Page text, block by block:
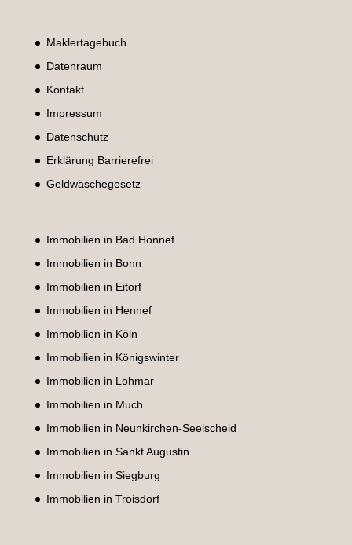
Maklertagebuch
Datenraum
Kontakt
Impressum
Datenschutz
Erklärung Barrierefrei
Geldwäschegesetz
Immobilien in Bad Honnef
Immobilien in Bonn
Immobilien in Eitorf
Immobilien in Hennef
Immobilien in Köln
Immobilien in Königswinter
Immobilien in Lohmar
Immobilien in Much
Immobilien in Neunkirchen-Seelscheid
Immobilien in Sankt Augustin
Immobilien in Siegburg
Immobilien in Troisdorf